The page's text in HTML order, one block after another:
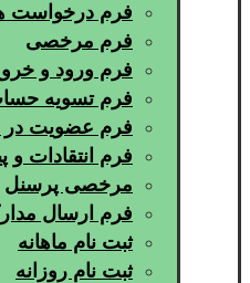
فرم درخواست
فرم مرخصی
فرم ورود و
فرم تسویه
فرم عضویت در
فرم انتقادات و
مرخصی پرسنل
فرم ارسال
ثبت نام ماهانه
ثبت نام روزانه